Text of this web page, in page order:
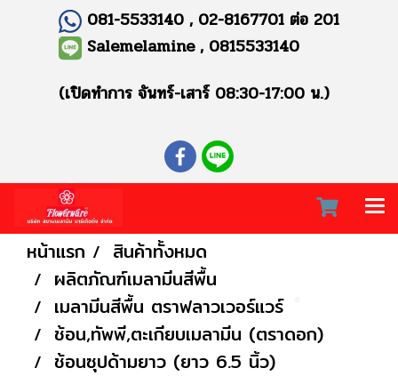
081-5533140 , 02-8167701 ต่อ 201
Salemelamine , 0815533140
(เปิดทำการ จันทร์-เสาร์ 08:30-17:00 น.)
หน้าแรก
สินค้าทั้งหมด
ผลิตภัณฑ์เมลามีนสีพื้น
เมลามีนสีพื้น ตราฟลาวเวอร์แวร์
ช้อน,ทัพพี,ตะเกียบเมลามีน (ตราดอก)
ช้อนซุปด้ามยาว (ยาว 6.5 นิ้ว)